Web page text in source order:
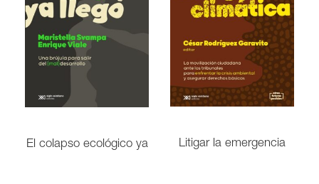
El colapso ecológico ya Litigar la emergencia